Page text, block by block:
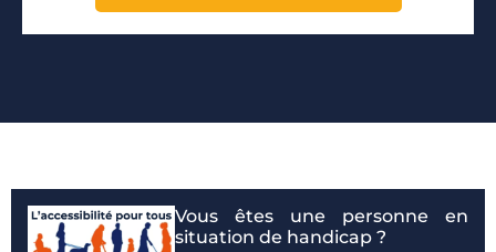
Vous êtes une personne en
situation de handicap ?